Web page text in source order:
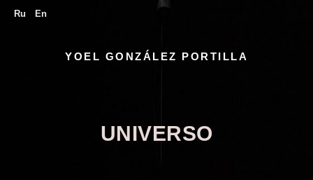
Ru En
YOEL GONZÁLEZ PORTILLA
UNIVERSO